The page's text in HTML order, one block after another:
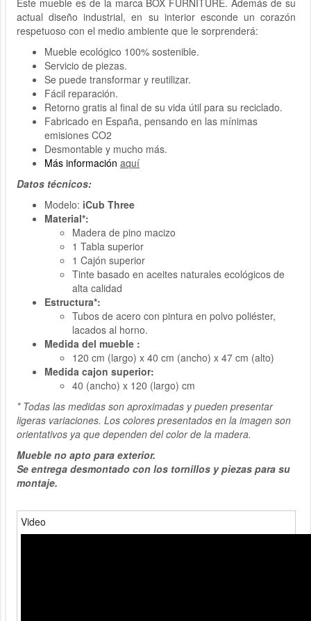
actual diseño industrial, en su interior esconde un corazón
respetuoso con el medio ambiente que le sorprenderá:
Mueble ecológico 100% sostenible.
Servicio de piezas.
Se puede transformar y reutilizar.
Fácil reparación.
Retorno gratis al final de su vida útil para su reciclado.
Fabricado en España, pensando en las mínimas
emisiones CO2
Desmontable y mucho más.
Más información aquí
Datos técnicos:
Modelo: iCub Three
Material*:
Madera de pino macizo
1 Tabla superior
1 Cajón superior
Tinte basado en aceites naturales ecológicos de
alta calidad
Estructura*:
Tubos de acero con pintura en polvo poliéster,
lacados al horno.
Medida del mueble :
120 cm (largo) x 40 cm (ancho) x 47 cm (alto)
Medida cajon superior:
40 (ancho) x 120 (largo) cm
* Todas las medidas son aproximadas y pueden presentar
ligeras variaciones. Los colores presentados en la imagen son
orientativos ya que dependen del color de la madera.
Mueble no apto para exterior.
Se entrega desmontado con los tornillos y piezas para su
montaje.
Video